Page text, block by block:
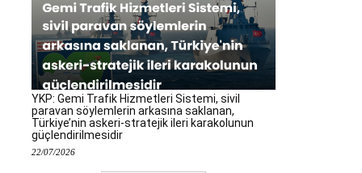
YKP: Gemi Trafik Hizmetleri Sistemi, sivil
paravan söylemlerin arkasına saklanan,
Türkiye’nin askeri-stratejik ileri karakolunun
güçlendirilmesidir
22/07/2026